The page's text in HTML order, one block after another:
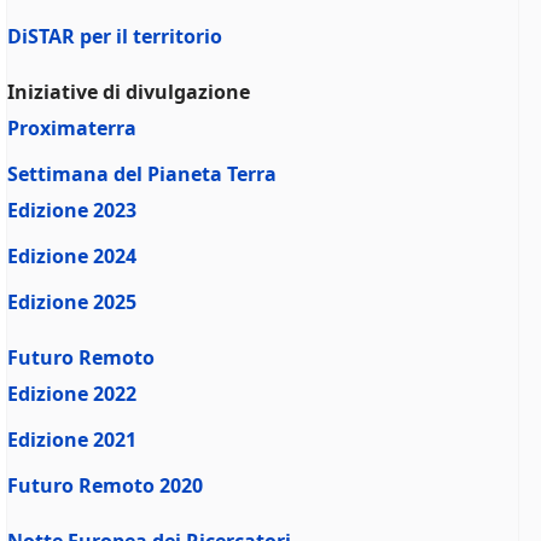
DiSTAR per il territorio
Iniziative di divulgazione
Proximaterra
Settimana del Pianeta Terra
Edizione 2023
Edizione 2024
Edizione 2025
Futuro Remoto
Edizione 2022
Edizione 2021
Futuro Remoto 2020